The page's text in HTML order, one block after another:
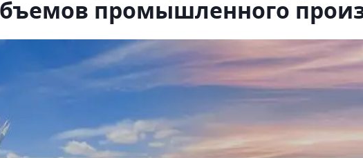
промышленного